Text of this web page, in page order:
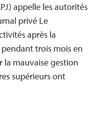
appelle les autorités
privé Le
après la
trois mois en
la mauvaise gestion
supérieurs ont